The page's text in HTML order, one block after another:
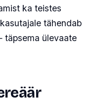
ka teistes
tähendab
täpsema ülevaate